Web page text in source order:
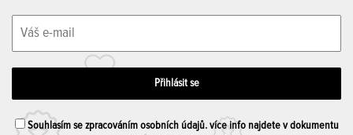
Souhlasím se zpracováním osobních údajů. více info najdete v dokumentu